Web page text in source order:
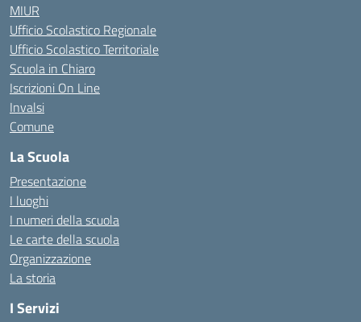
MIUR
Ufficio Scolastico Regionale
Ufficio Scolastico Territoriale
Scuola in Chiaro
Iscrizioni On Line
Invalsi
Comune
La Scuola
Presentazione
I luoghi
I numeri della scuola
Le carte della scuola
Organizzazione
La storia
I Servizi